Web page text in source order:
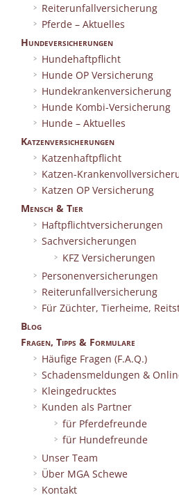
Reiterunfallversicherung
Pferde – Aktuelles
Hundeversicherungen
Hundehaftpflicht
Hunde OP Versicherung
Hundekrankenversicherung
Hunde Kombi-Versicherung
Hunde – Aktuelles
Katzenversicherungen
Katzenhaftpflicht
Katzen-
Katzen OP Versicherung
Mensch & Tier
Haftpflichtversicherungen
Sachversicherungen
KFZ Versicherungen
Personenversicherungen
Reiterunfallversicherung
Für Züchter, Tierheime,
Blog
Fragen, Tipps & Formulare
Häufige Fragen (F.A.Q.)
Schadensmeldungen &
Kleingedrucktes
Kunden als Partner
für Pferdefreunde
für Hundefreunde
Unser Team
Über MGA Schewe
Kontakt